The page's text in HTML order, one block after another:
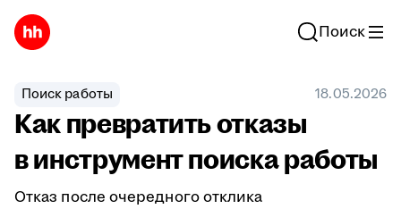
Поиск
Поиск работы 18.05.2026
Как превратить отказы
в инструмент поиска работы
Отказ после очередного отклика